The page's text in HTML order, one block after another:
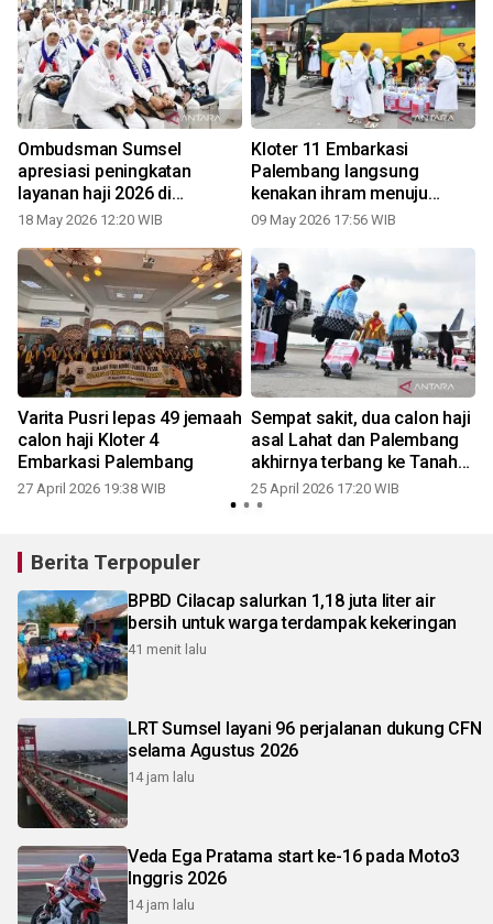
Ombudsman Sumsel
apresiasi peningkatan
layanan haji 2026 di
Palembang
18 May 2026 12:20 WIB
Kloter 11 Embarkasi
Palembang langsung
kenakan ihram menuju
Jeddah
09 May 2026 17:56 WIB
Varita Pusri lepas 49 jemaah
calon haji Kloter 4
Embarkasi Palembang
27 April 2026 19:38 WIB
Sempat sakit, dua calon haji
asal Lahat dan Palembang
akhirnya terbang ke Tanah
Suci
25 April 2026 17:20 WIB
Berita Terpopuler
BPBD Cilacap salurkan 1,18 juta liter air
bersih untuk warga terdampak kekeringan
41 menit lalu
LRT Sumsel layani 96 perjalanan dukung CFN
selama Agustus 2026
14 jam lalu
Veda Ega Pratama start ke-16 pada Moto3
Inggris 2026
14 jam lalu